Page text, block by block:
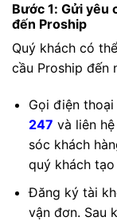
Bước 1: Gửi yêu
đến Proship
Quý khách có
cầu Proship đến
Gọi điện
247 và liên
sóc khách
quý khách
Đăng ký tài
vận đơn. Sau